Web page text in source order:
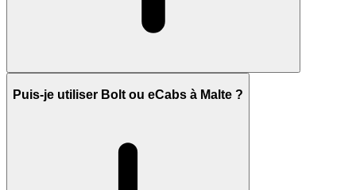
Puis-je utiliser Bolt ou eCabs à Malte ?